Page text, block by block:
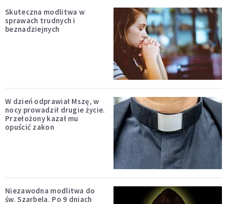
Skuteczna modlitwa w
sprawach trudnych i
beznadziejnych
W dzień odprawiał Mszę, w
nocy prowadził drugie życie.
Przełożony kazał mu
opuścić zakon
Niezawodna modlitwa do
św. Szarbela. Po 9 dniach